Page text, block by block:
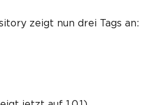
zeigt nun drei Tags an: